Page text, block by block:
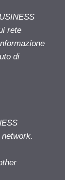
rete
di
network.